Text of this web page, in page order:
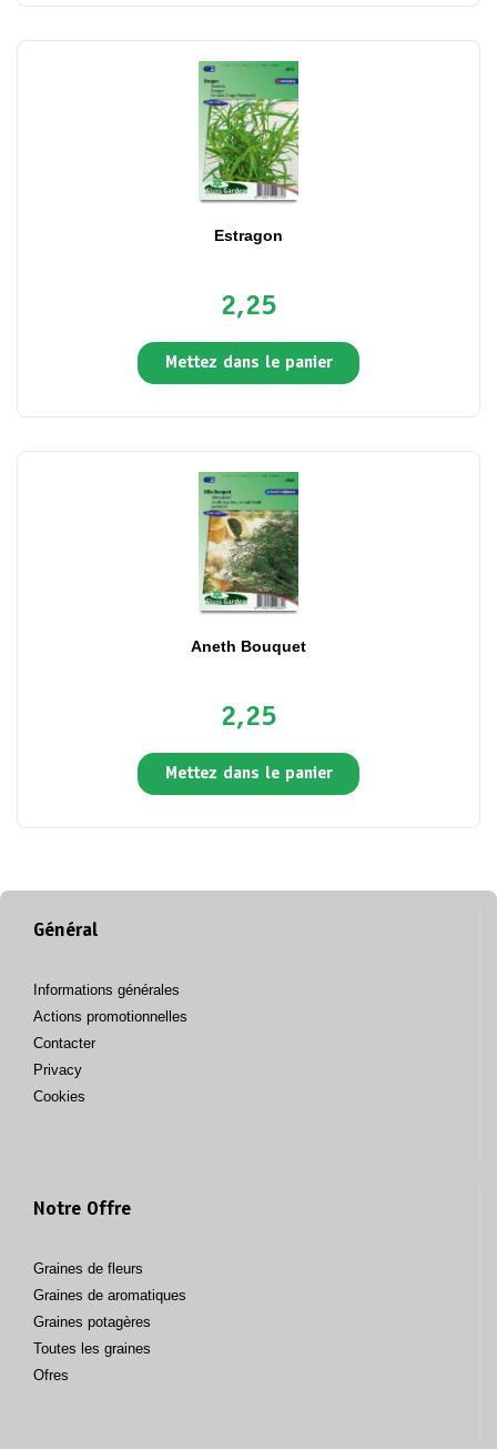
Estragon
2,25
Mettez dans le panier
Aneth Bouquet
2,25
Mettez dans le panier
Général
Informations générales
Actions promotionnelles
Contacter
Privacy
Cookies
Notre Offre
Graines de fleurs
Graines de aromatiques
Graines potagères
Toutes les graines
Ofres